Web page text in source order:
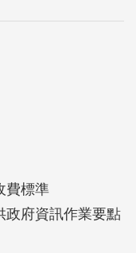
，加計前版27則，
列入本書附錄
費標準
政府資訊作業要點